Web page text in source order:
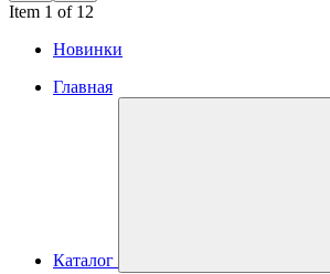
Item 1 of 12
Новинки
Главная
Каталог